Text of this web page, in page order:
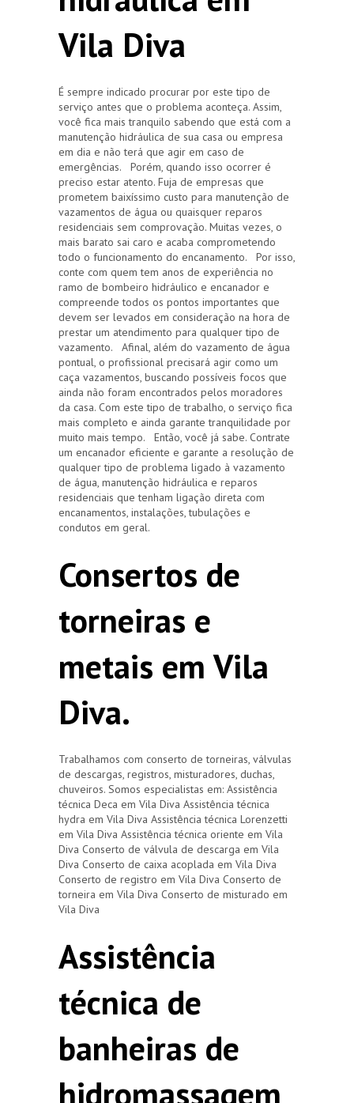
Vila Diva
É sempre indicado procurar por este tipo de
serviço antes que o problema aconteça. Assim,
você fica mais tranquilo sabendo que está com a
manutenção hidráulica de sua casa ou empresa
em dia e não terá que agir em caso de
emergências. Porém, quando isso ocorrer é
preciso estar atento. Fuja de empresas que
prometem baixíssimo custo para manutenção de
vazamentos de água ou quaisquer reparos
residenciais sem comprovação. Muitas vezes, o
mais barato sai caro e acaba comprometendo
todo o funcionamento do encanamento. Por isso,
conte com quem tem anos de experiência no
ramo de bombeiro hidráulico e encanador e
compreende todos os pontos importantes que
devem ser levados em consideração na hora de
prestar um atendimento para qualquer tipo de
vazamento. Afinal, além do vazamento de água
pontual, o profissional precisará agir como um
caça vazamentos, buscando possíveis focos que
ainda não foram encontrados pelos moradores
da casa. Com este tipo de trabalho, o serviço fica
mais completo e ainda garante tranquilidade por
muito mais tempo. Então, você já sabe. Contrate
um encanador eficiente e garante a resolução de
qualquer tipo de problema ligado à vazamento
de água, manutenção hidráulica e reparos
residenciais que tenham ligação direta com
encanamentos, instalações, tubulações e
condutos em geral.
Consertos de
torneiras e
metais em Vila
Diva.
Trabalhamos com conserto de torneiras, válvulas
de descargas, registros, misturadores, duchas,
chuveiros. Somos especialistas em: Assistência
técnica Deca em Vila Diva Assistência técnica
hydra em Vila Diva Assistência técnica Lorenzetti
em Vila Diva Assistência técnica oriente em Vila
Diva Conserto de válvula de descarga em Vila
Diva Conserto de caixa acoplada em Vila Diva
Conserto de registro em Vila Diva Conserto de
torneira em Vila Diva Conserto de misturado em
Vila Diva
Assistência
técnica de
banheiras de
hidromassagem